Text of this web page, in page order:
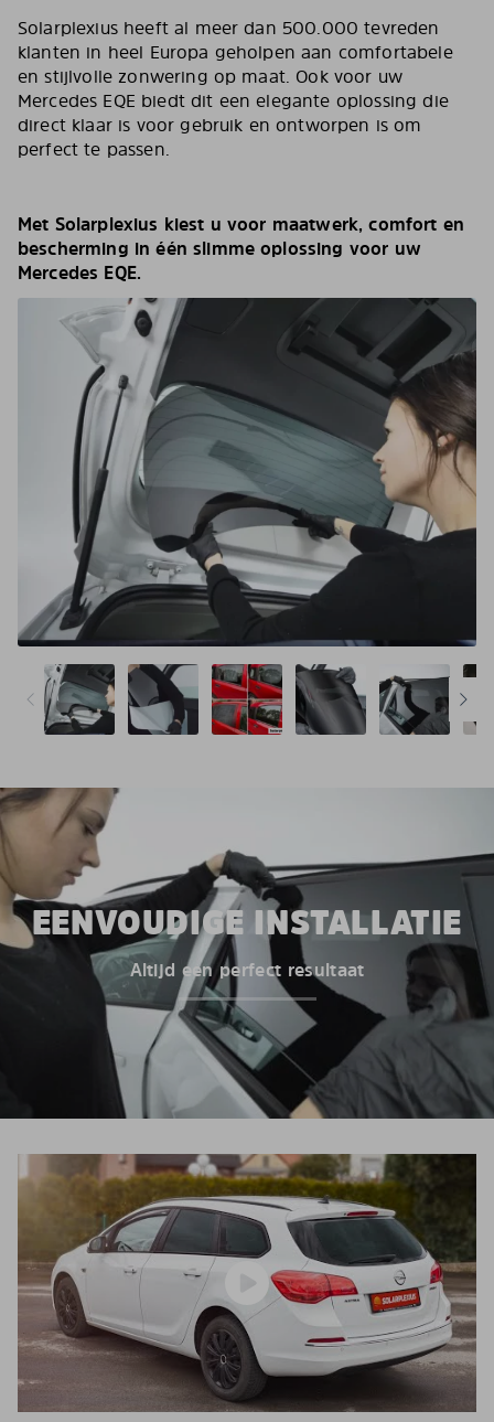
Solarplexius heeft al meer dan 500.000 tevreden
klanten in heel Europa geholpen aan comfortabele
en stijlvolle zonwering op maat. Ook voor uw
Mercedes EQE biedt dit een elegante oplossing die
direct klaar is voor gebruik en ontworpen is om
perfect te passen.
Met Solarplexius kiest u voor maatwerk, comfort en
bescherming in één slimme oplossing voor uw
Mercedes EQE.
EENVOUDIGE INSTALLATIE
Altijd een perfect resultaat